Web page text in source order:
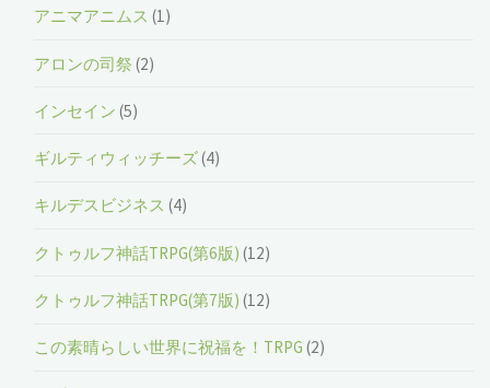
アニマアニムス (1)
アロンの司祭 (2)
インセイン (5)
ギルティウィッチーズ(4)
キルデスビジネス (4)
クトゥルフ神話TRPG(第6版) (12)
クトゥルフ神話TRPG(第7版) (12)
この素晴らしい世界に祝福を！TRPG (2)